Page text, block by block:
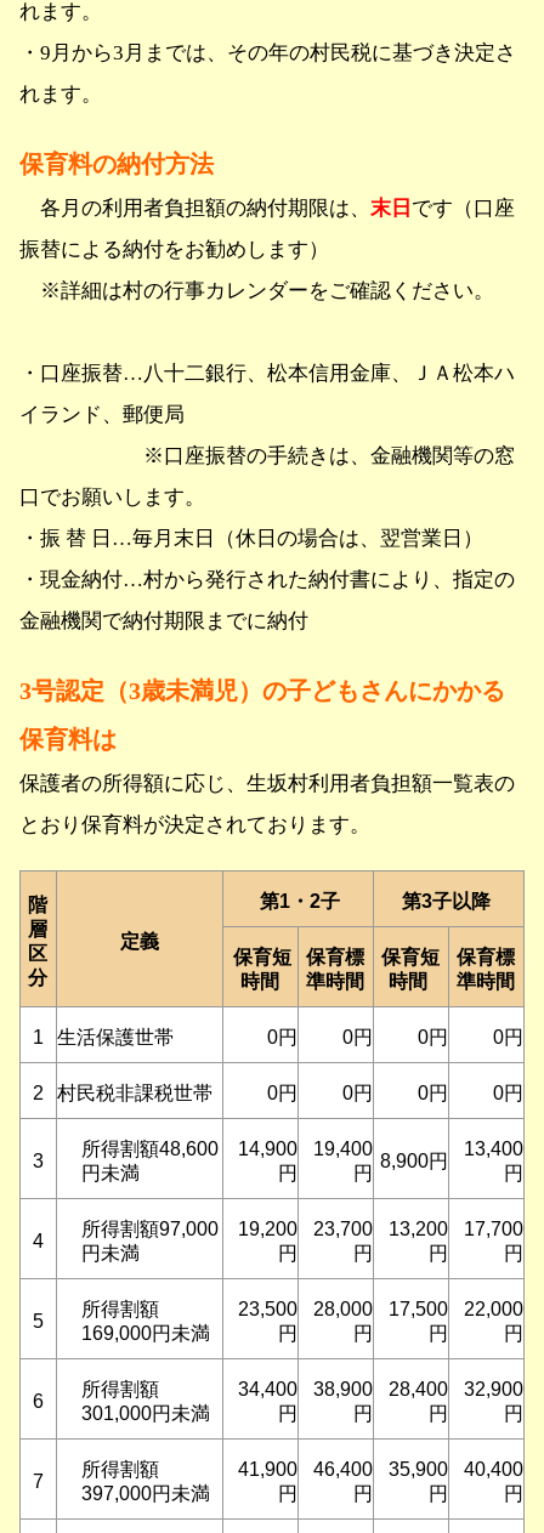
れます。
・9月から3月までは、その年の村民税に基づき決定さ
れます。
保育料の納付方法
各月の利用者負担額の納付期限は、 末日 です（口座
振替による納付をお勧めします）
※詳細は村の行事カレンダーをご確認ください。
・口座振替…八十二銀行、松本信用金庫、ＪＡ松本ハ
イランド、郵便局
※口座振替の手続きは、金融機関等の窓
口でお願いします。
・振 替 日…毎月末日（休日の場合は、翌営業日）
・現金納付…村から発行された納付書により、指定の
金融機関で納付期限までに納付
3号認定（3歳未満児）の子どもさんにかかる
保育料は
保護者の所得額に応じ、生坂村利用者負担額一覧表の
とおり保育料が決定されております。
階
層
区
分
定義
第1・2子 第3子以降
保育短
時間
保育標
準時間
保育短
時間
保育標
準時間
1 生活保護世帯 0円 0円 0円 0円
2 村民税非課税世帯 0円 0円 0円 0円
3
所得割額48,600
円未満
14,900
円
19,400
円
8,900円
13,400
円
4
所得割額97,000
円未満
19,200
円
23,700
円
13,200
円
17,700
円
5
所得割額
169,000円未満
23,500
円
28,000
円
17,500
円
22,000
円
6
所得割額
301,000円未満
34,400
円
38,900
円
28,400
円
32,900
円
7
所得割額
397,000円未満
41,900
円
46,400
円
35,900
円
40,400
円